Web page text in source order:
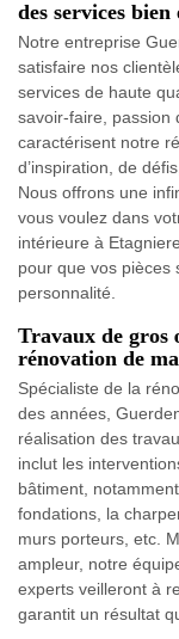
des services bien
Notre entreprise
satisfaire nos
services de haute
savoir-faire, passion
caractérisent notre
d’inspiration, de
Nous offrons une
vous voulez dans
intérieure à
pour que vos pièces
personnalité.
Travaux de gros
rénovation de
Spécialiste de la
des années,
réalisation des
inclut les
bâtiment,
fondations, la
murs porteurs, etc.
ampleur, notre
experts veilleront à
garantit un résultat